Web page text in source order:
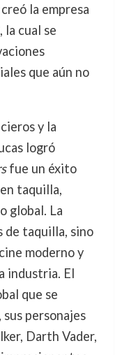
la empresa
cual se
que aún no
y la
logró
fue un éxito
taquilla,
global. La
de taquilla, sino
moderno y
industria. El
que se
personajes
Darth Vader,